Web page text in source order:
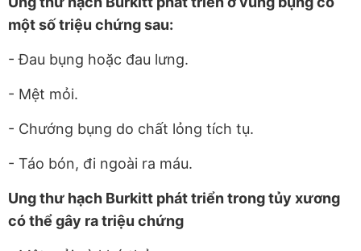
một số triệu chứng sau:
- Đau bụng hoặc đau lưng.
- Mệt mỏi.
- Chướng bụng do chất lỏng tích tụ.
- Táo bón, đi ngoài ra máu.
Ung thư hạch Burkitt phát triển trong tủy xương
có thể gây ra triệu chứng